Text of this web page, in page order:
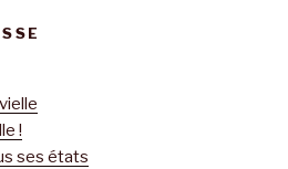
!
ses états